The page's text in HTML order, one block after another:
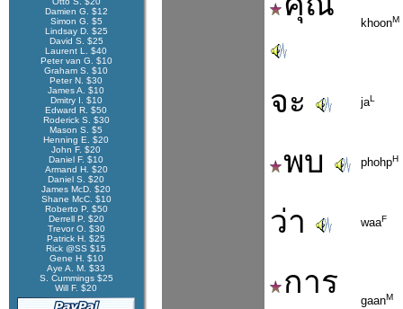
Damien G. $12
Simon G. $5
Lindsay D. $25
David S. $25
Laurent L. $40
Peter van G. $10
Graham S. $10
Peter N. $30
James A. $10
Dmitry I. $10
Edward R. $50
Roderick S. $30
Mason S. $5
Henning E. $20
John F. $20
Daniel F. $10
Armand H. $20
Daniel S. $20
James McD. $20
Shane McC. $10
Roberto P. $50
Derrell P. $20
Trevor O. $30
Patrick H. $25
Rick @SS $15
Gene H. $10
Aye A. M. $33
S. Cummings $25
Will F. $20
khoonM
จะ jaL
พบ phohpH
ว่า waaF
การ
gaanM